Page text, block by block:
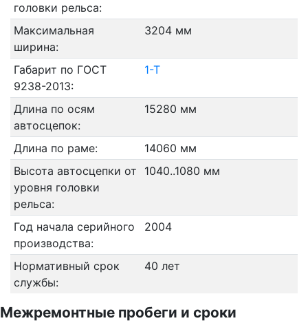
головки рельса:
Максимальная
ширина:
3204 мм
Габарит по ГОСТ
9238-2013:
1-Т
Длина по осям
автосцепок:
15280 мм
Длина по раме:
14060 мм
Высота автосцепки от
уровня головки
рельса:
1040..1080 мм
Год начала серийного
производства:
2004
Нормативный срок
службы:
40 лет
Межремонтные пробеги и сроки